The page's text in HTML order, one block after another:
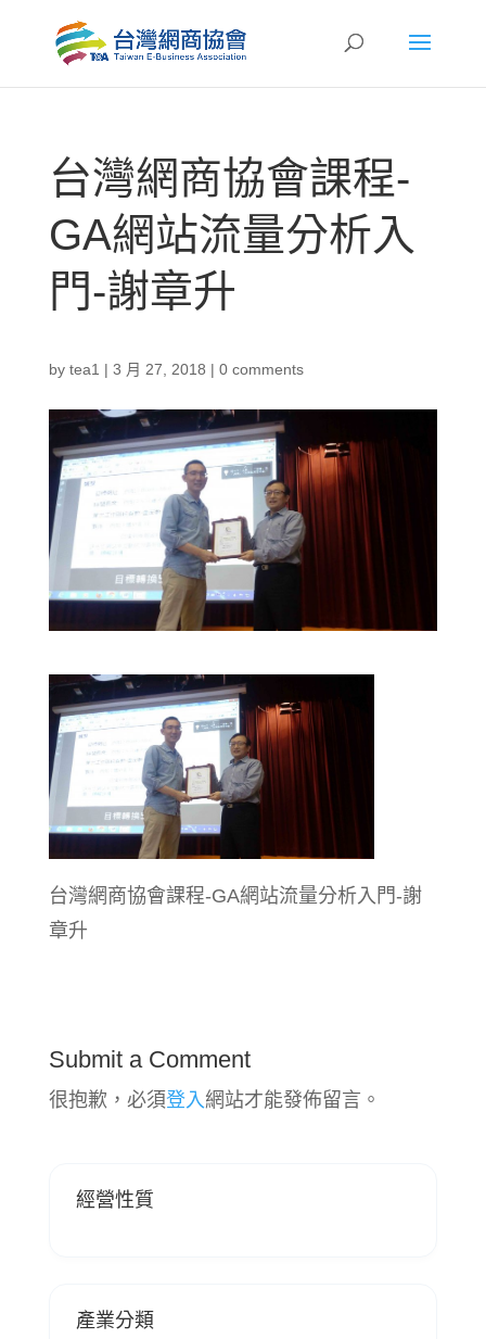
台灣網商協會課程-
GA網站流量分析入
門-謝章升
by tea1 | 3 月 27, 2018 | 0 comments
台灣網商協會課程-GA網站流量分析入門-謝
章升
Submit a Comment
很抱歉，必須登入網站才能發佈留言。
經營性質
產業分類